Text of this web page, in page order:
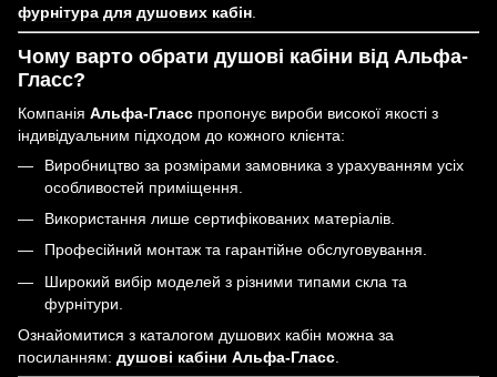
фурнітура для душових кабін
Чому варто обрати душові кабіни від Альфа-
Гласс?
Компанія Альфа-Гласс пропонує вироби високої якості з
індивідуальним підходом до кожного клієнта:
Виробництво за розмірами замовника з урахуванням усіх
особливостей приміщення.
Використання лише сертифікованих матеріалів.
Професійний монтаж та гарантійне обслуговування.
Широкий вибір моделей з різними типами скла та
фурнітури.
Ознайомитися з каталогом душових кабін можна за
посиланням: душові кабіни Альфа-Гласс